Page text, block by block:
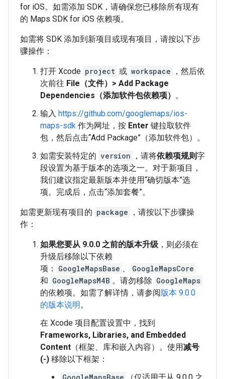
for iOS。如需添加 SDK，请确保您已移除所有现有
的 Maps SDK for iOS 依赖项。
如需将 SDK 添加到新项目或现有项目，请按以下步
骤操作：
打开 Xcode project 或 workspace
，然后依
次前往 File（文件）> Add Package
Dependencies（添加软件包依赖项） 。
输入 https://github.com/googlemaps/ios-
maps-sdk 作为网址，按 Enter 键拉取软件
包，然后点击“Add Package”（添加软件包）。
如需安装特定的 version ，请将依赖项规则字
段设置为基于版本的选项之一。对于新项目，
我们建议指定最新版本并使用“确切版本”选
项。完成后，点击“添加套餐”。
如需更新现有项目的 package
，请按以下步骤操
作：
如果您要从 9.0.0 之前的版本升级 ，则必须在
升级后移除以下依赖
项：
GoogleMapsBase 、
GoogleMapsCore
和 GoogleMapsM4B 。请勿移除 GoogleMaps
的依赖项。如需了解详情，请参阅版本 9.0.0
的版本说明。
在 Xcode 项目配置设置中，找到
Frameworks, Libraries, and Embedded
Content （框架、库和嵌入内容）。使用减号
(-) 移除以下框架：